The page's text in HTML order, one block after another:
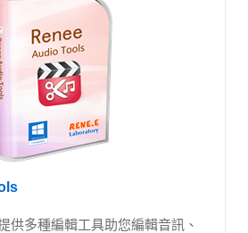
供多種編輯工具助您編輯音訊、